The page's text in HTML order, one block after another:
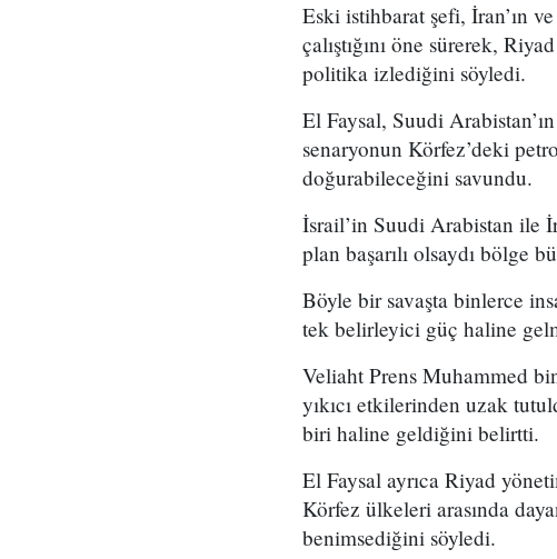
Eski istihbarat şefi, İran’ın
çalıştığını öne sürerek,
politika izlediğini söyledi.
El Faysal, Suudi
senaryonun Körfez’deki
doğurabileceğini savundu.
İsrail’in Suudi Arabistan ile
plan başarılı olsaydı bölge
Böyle bir savaşta binlerce
tek belirleyici güç haline
Veliaht Prens Muhammed
yıkıcı etkilerinden uzak
biri haline geldiğini belirtti.
El Faysal ayrıca Riyad
Körfez ülkeleri arasında
benimsediğini söyledi.